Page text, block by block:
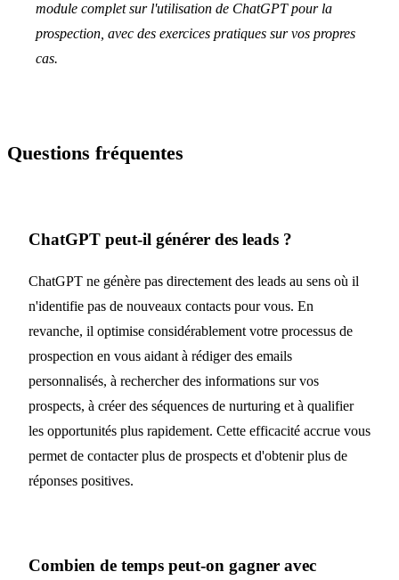
module complet sur l'utilisation de ChatGPT pour la
prospection, avec des exercices pratiques sur vos propres
cas.
Questions fréquentes
ChatGPT peut-il générer des leads ?
ChatGPT ne génère pas directement des leads au sens où il
n'identifie pas de nouveaux contacts pour vous. En
revanche, il optimise considérablement votre processus de
prospection en vous aidant à rédiger des emails
personnalisés, à rechercher des informations sur vos
prospects, à créer des séquences de nurturing et à qualifier
les opportunités plus rapidement. Cette efficacité accrue vous
permet de contacter plus de prospects et d'obtenir plus de
réponses positives.
Combien de temps peut-on gagner avec